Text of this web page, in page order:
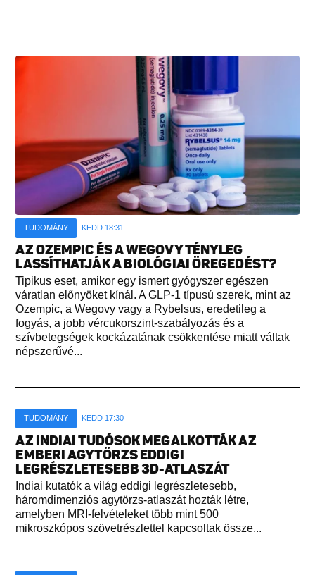
TUDOMÁNY KEDD 18:31
AZ OZEMPIC ÉS A WEGOVY TÉNYLEG
LASSÍTHATJÁK A BIOLÓGIAI ÖREGEDÉST?
Tipikus eset, amikor egy ismert gyógyszer egészen
váratlan előnyöket kínál. A GLP-1 típusú szerek, mint az
Ozempic, a Wegovy vagy a Rybelsus, eredetileg a
fogyás, a jobb vércukorszint-szabályozás és a
szívbetegségek kockázatának csökkentése miatt váltak
népszerűvé...
TUDOMÁNY KEDD 17:30
AZ INDIAI TUDÓSOK MEGALKOTTÁK AZ
EMBERI AGYTÖRZS EDDIGI
LEGRÉSZLETESEBB 3D-ATLASZÁT
Indiai kutatók a világ eddigi legrészletesebb,
háromdimenziós agytörzs-atlaszát hozták létre,
amelyben MRI-felvételeket több mint 500
mikroszkópos szövetrészlettel kapcsoltak össze...